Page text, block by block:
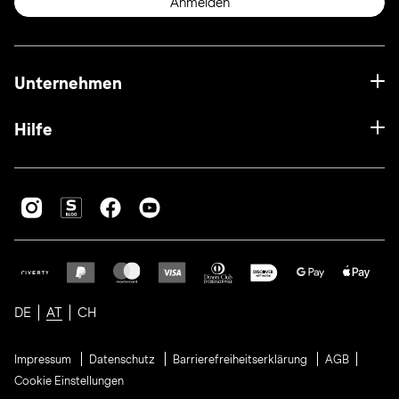
Unternehmen
Hilfe
DE AT CH
Impressum Datenschutz Barrierefreiheitserklärung
AGB
Cookie Einstellungen